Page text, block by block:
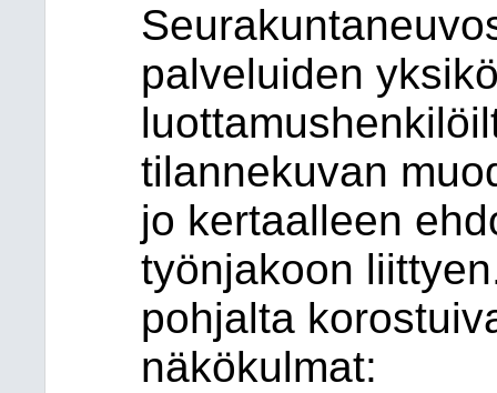
palveluiden
tilannekuvan
jo kertaalleen
työnjakoon
pohjalta
näkökulmat: